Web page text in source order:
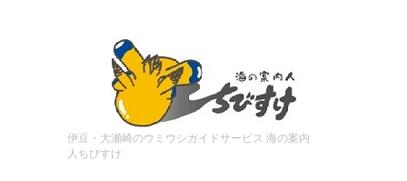
伊豆・大瀬崎のウミウシガイドサービス 海の案内
人ちびすけ